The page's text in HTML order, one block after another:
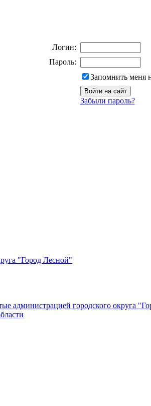
Логин:
Пароль:
Запомнить меня
Забыли пароль?
"Город Лесной"
администрацией городского округа